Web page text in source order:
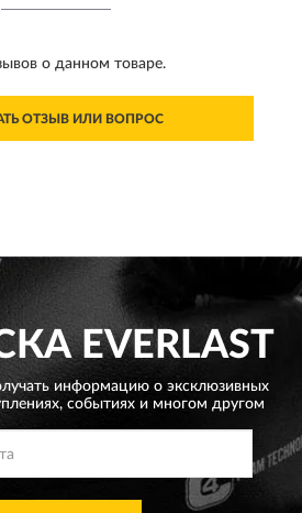
о данном товаре.
ОТЗЫВ ИЛИ ВОПРОС
EVERLAST
информацию о эксклюзивных
событиях и многом другом